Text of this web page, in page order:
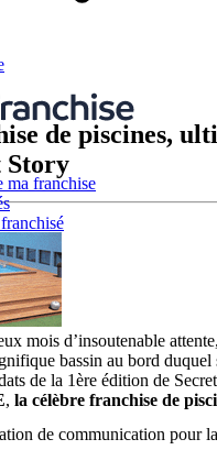
ma franchise
de piscines,
Story
mois d’insoutenable
bassin au bord duquel
de la 1ère édition de
, la célèbre franchise de
de communication pour